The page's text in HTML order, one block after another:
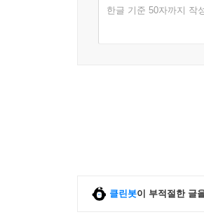
한글 기준 50자까지 작
클린봇이 부적절한 글